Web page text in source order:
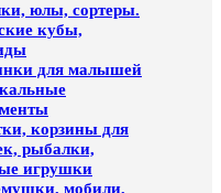
юлы, сортеры.
кубы,
для малышей
корзины для
рыбалки,
игрушки
мобили,